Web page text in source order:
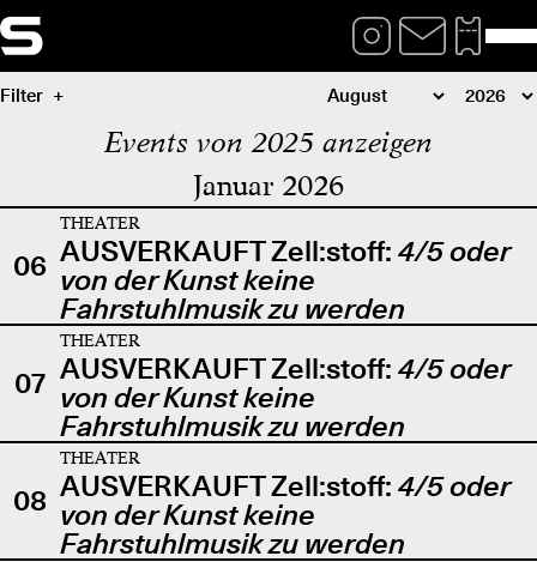
Filter
Events von 2025 anzeigen
Januar 2026
06
THEATER
AUSVERKAUFT Zell:stoff: 4/5 oder
von der Kunst keine
Fahrstuhlmusik zu werden
07
THEATER
AUSVERKAUFT Zell:stoff: 4/5 oder
von der Kunst keine
Fahrstuhlmusik zu werden
08
THEATER
AUSVERKAUFT Zell:stoff: 4/5 oder
von der Kunst keine
Fahrstuhlmusik zu werden